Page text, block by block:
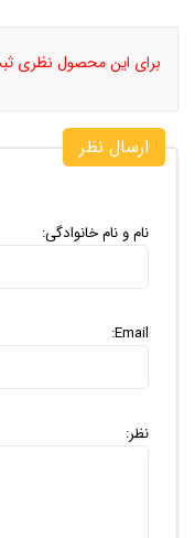
برای این محصول نظری
ارسال نظر
نام و نام خانوادگی:
Email:
نظر: